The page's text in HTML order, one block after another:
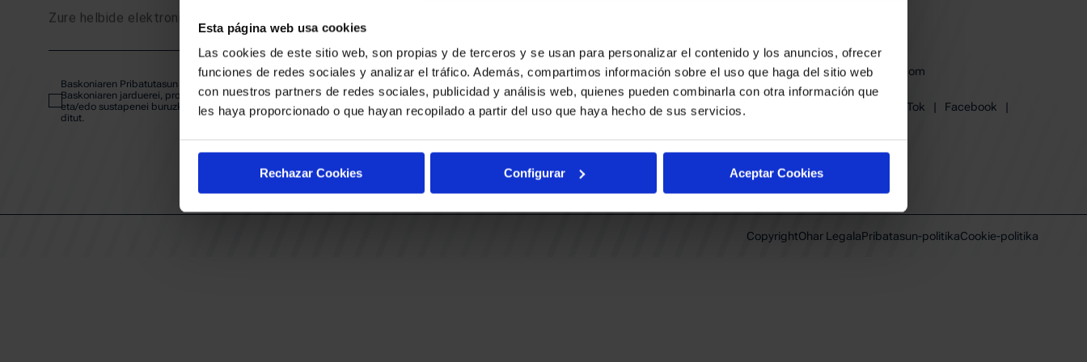
Esta página web usa cookies
Las cookies de este sitio web, son propias y de terceros y se usan para personalizar el contenido y los anuncios, ofrecer
funciones de redes sociales y analizar el tráfico. Además, compartimos información sobre el uso que haga del sitio web
con nuestros partners de redes sociales, publicidad y análisis web, quienes pueden combinarla con otra información que
les haya proporcionado o que hayan recopilado a partir del uso que haya hecho de sus servicios.
Rechazar Cookies Configurar Aceptar Cookies
SARRERAK
ABONATUAK
EGUTEGIA
KLUBA
Zure helbide elektronikoa
Baskoniaren Pribatutasun politika irakurri eta onartzen dut eta
Baskoniaren jarduerei, produktuei, zerbitzuei, lehiaketei, eskaintzei
eta/edo sustapenei buruzko komunikazio elektronikoak jaso nahi
ditut.
Fernando Buesa Arena Zurbanoko
Errepidea Z/G
01013 Gasteiz
baskonia@baskonia.com
Tel.+34 945 139 191
TikTok | Facebook
|
CopyrightOhar LegalaPribatasun-politikaCookie-politika